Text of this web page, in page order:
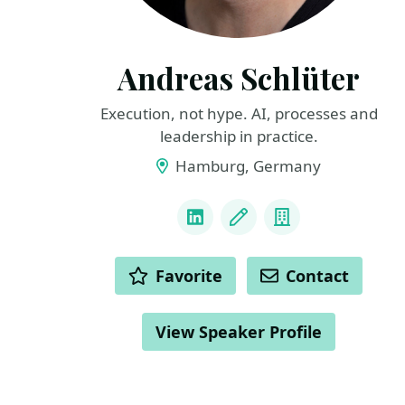
Andreas Schlüter
Execution, not hype. AI, processes and
leadership in practice.
Hamburg, Germany
LinkedInBlog Company
ACTIONS Favorite Contact
View Speaker Profile